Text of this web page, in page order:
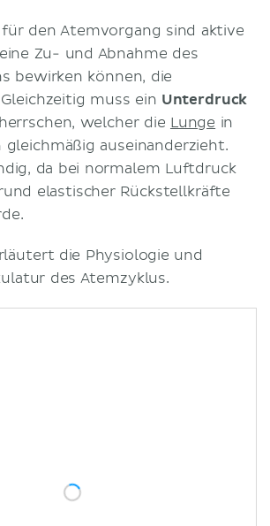
den Atemvorgang sind aktive
Zu- und Abnahme des
bewirken können, die
muss ein Unterdruck
herrschen, welcher die Lunge in
gleichmäßig auseinanderzieht.
da bei normalem Luftdruck
elastischer Rückstellkräfte
die Physiologie und
des Atemzyklus.